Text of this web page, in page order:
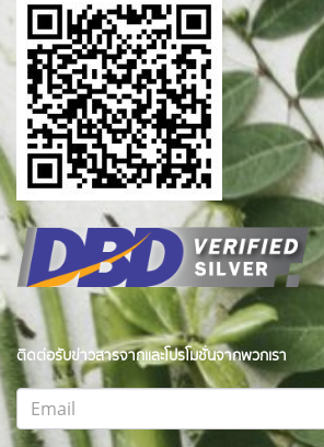
ติดต่อรับข่าวสารจากและโปรโมชั่นจากพวกเรา